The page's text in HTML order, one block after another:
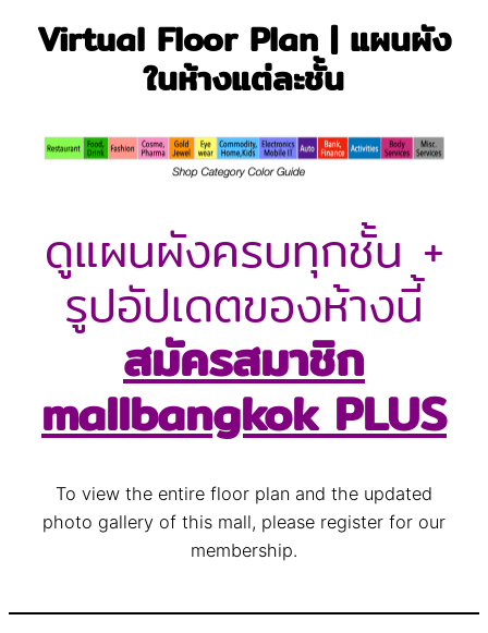
Virtual Floor Plan | แผนผัง
ในห้างแต่ละชั้น
ดูแผนผังครบทุกชั้น +
รูปอัปเดตของห้างนี้
สมัครสมาชิก
mallbangkok PLUS
To view the entire floor plan and the updated
photo gallery of this mall, please register for our
membership.